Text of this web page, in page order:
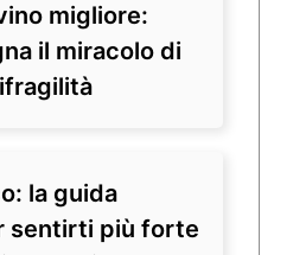
migliore:
il miracolo di
la guida
sentirti più forte